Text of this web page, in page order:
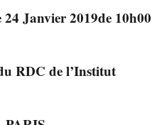
Janvier 2019de 10h00
RDC de l’Institut